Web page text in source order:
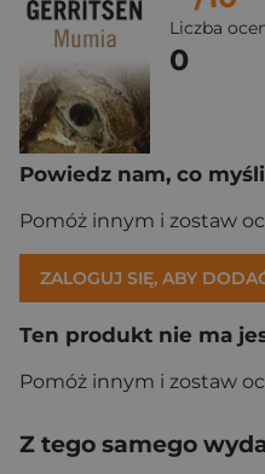
Liczba
0
Powiedz nam, co
Pomóż innym i zostaw
ZALOGUJ SIĘ, ABY
Ten produkt nie ma
Pomóż innym i zostaw
Z tego samego